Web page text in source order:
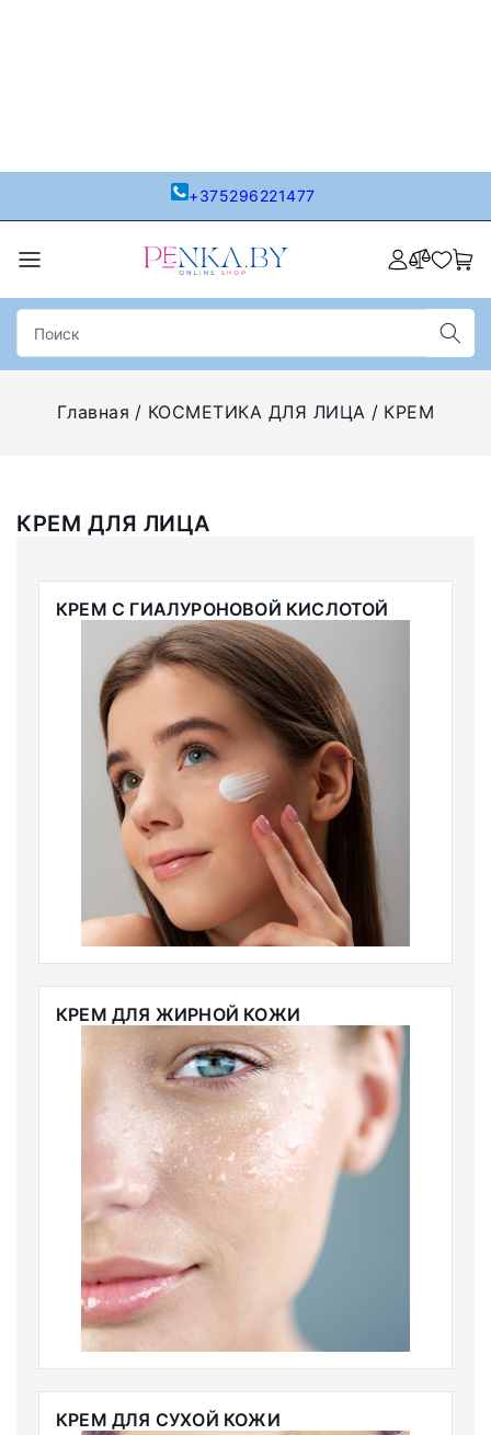
+375296221477
Главная КОСМЕТИКА ДЛЯ ЛИЦА КРЕМ
КРЕМ ДЛЯ ЛИЦА
КРЕМ С ГИАЛУРОНОВОЙ КИСЛОТОЙ
КРЕМ ДЛЯ ЖИРНОЙ КОЖИ
КРЕМ ДЛЯ СУХОЙ КОЖИ